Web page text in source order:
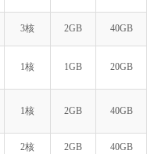
3核 2GB 40GB
1核 1GB 20GB
1核 2GB 40GB
2核 2GB 40GB